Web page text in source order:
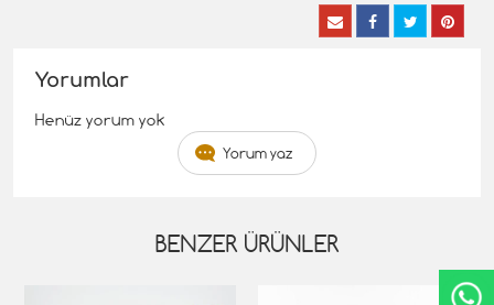
Yorumlar
Henüz yorum yok
Yorum yaz
BENZER ÜRÜNLER